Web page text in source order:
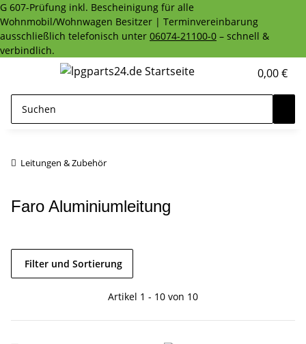
G 607-Prüfung inkl. Bescheinigung für alle
Wohnmobil/Wohnwagen Besitzer | Terminvereinbarung
ausschließlich telefonisch unter 06074-21100-0 – schnell &
verbindlich.
0,00 €
Leitungen & Zubehör
Faro Aluminiumleitung
Filter und Sortierung
Artikel 1 - 10 von 10